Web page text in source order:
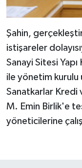
Şahin,
istişareler
Sanayi Sitesi
ile yönetim kurulu
Sanatkarlar Kredi
M. Emin Birlik'e
yöneticilerine